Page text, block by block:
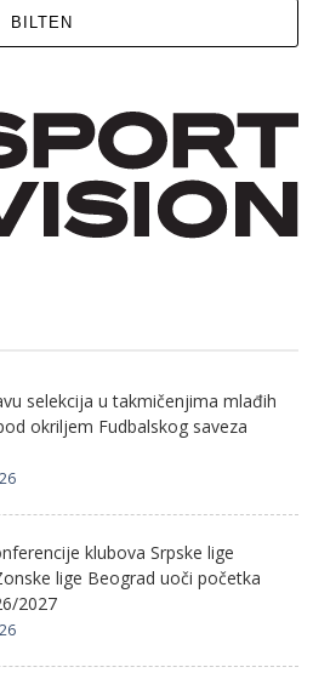
BILTEN
selekcija u takmičenjima mlađih
okriljem Fudbalskog saveza
klubova Srpske lige
lige Beograd uoči početka
2027